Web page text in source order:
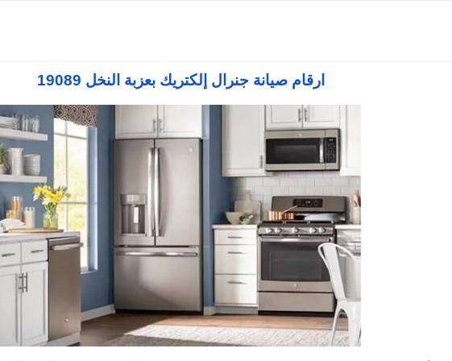
ارقام صيانة جنرال إلكتريك بعزبة النخل 19089
صيانة مجفف